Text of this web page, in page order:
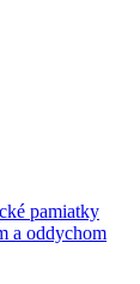
pamiatky
a oddychom